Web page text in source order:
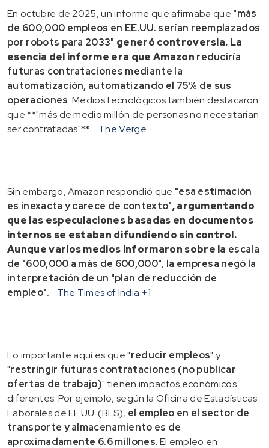
En octubre de 2025, un informe que afirmaba que "más
de 600,000 empleos en EE.UU. serían reemplazados
por robots para 2033" generó controversia. La
esencia del informe era que Amazon reduciría
futuras contrataciones mediante la
automatización, automatizando el 75% de sus
operaciones. Medios tecnológicos también destacaron
que **"más de medio millón de personas no necesitarían
ser contratadas"**.
The Verge
Sin embargo, Amazon respondió que "esa estimación
es inexacta y carece de contexto", argumentando
que las especulaciones basadas en documentos
internos se estaban difundiendo sin control.
Aunque varios medios informaron sobre la escala
de "600,000 a más de 600,000", la empresa negó la
interpretación de un "plan de reducción de
empleo". The Times of India +1
Lo importante aquí es que "reducir empleos" y
"restringir futuras contrataciones (no publicar
ofertas de trabajo)" tienen impactos económicos
diferentes. Por ejemplo, según la Oficina de Estadísticas
Laborales de EE.UU. (BLS), el empleo en el sector de
transporte y almacenamiento es de
aproximadamente 6.6 millones. El empleo en